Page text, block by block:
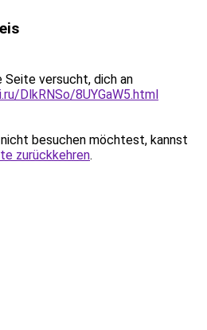
Seite versucht, dich an
DlkRNSo/8UYGaW5.html
besuchen möchtest, kannst
zurückkehren.